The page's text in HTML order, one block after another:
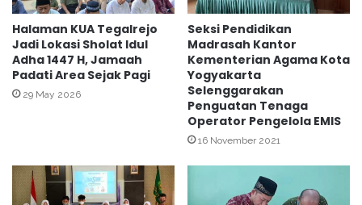
2
6
U
I
N
S
a
n
M
a
d
r
Halaman KUA Tegalrejo
Jadi Lokasi Sholat Idul
Adha 1447 H, Jamaah
Padati Area Sejak Pagi
29 May 2026
Seksi Pendidikan
Madrasah Kantor
Kementerian Agama Kota
Yogyakarta
Selenggarakan
Penguatan Tenaga
Operator Pengelola EMIS
16 November 2021